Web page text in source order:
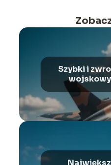
Szybki i